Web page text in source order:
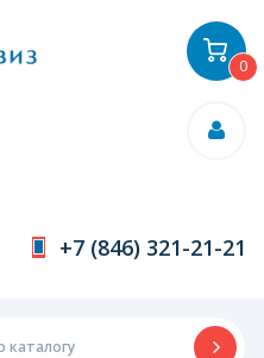
+7 (846) 321-21-21
0